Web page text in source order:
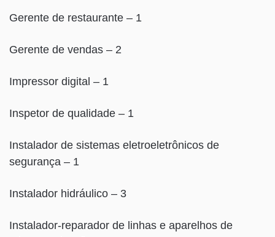
Gerente de restaurante – 1
Gerente de vendas – 2
Impressor digital – 1
Inspetor de qualidade – 1
Instalador de sistemas eletroeletrônicos de
segurança – 1
Instalador hidráulico – 3
Instalador-reparador de linhas e aparelhos de